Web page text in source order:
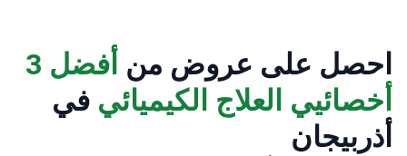
احصل على عروض من
أفضل 3
أخصائيي العلاج الكيميائي في
أذربيجان